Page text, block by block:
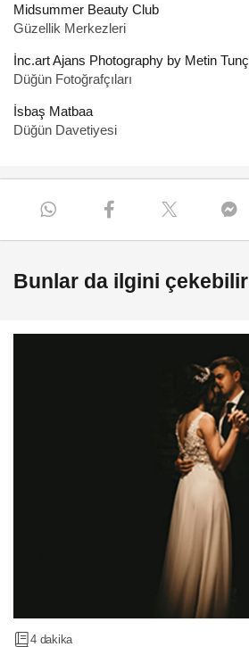
Midsummer Beauty Club
Güzellik Merkezleri
İnc.art Ajans Photography by Metin Tunç
Düğün Fotoğrafçıları
İsbaş Matbaa
Düğün Davetiyesi
Bunlar da ilgini çekebilir
4 dakika